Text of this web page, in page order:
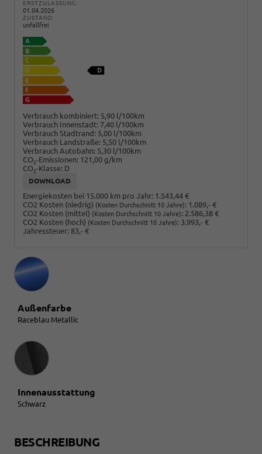
ERSTZULASSUNG
01.04.2026
ZUSTAND
unfallfrei
Verbrauch kombiniert: 5,90 l/100km
Verbrauch Innenstadt: 7,40 l/100km
Verbrauch Stadtrand: 5,00 l/100km
Verbrauch Landstraße: 5,50 l/100km
Verbrauch Autobahn: 5,30 l/100km
CO2-Emissionen: 121,00 g/km
CO2-Klasse: D
DOWNLOAD
Energiekosten bei 15.000 km pro Jahr: 1.543,44 €
CO2 Kosten (niedrig) (Kosten Durchschnitt 10 Jahre): 1.089,- €
CO2 Kosten (mittel) (Kosten Durchschnitt 10 Jahre): 2.586,38 €
CO2 Kosten (hoch) (Kosten Durchschnitt 10 Jahre): 3.993,- €
Jahressteuer: 83,- €
Außenfarbe
Raceblau Metallic
Innenausstattung
Innenausstattung
Schwarz
BESCHREIBUNG